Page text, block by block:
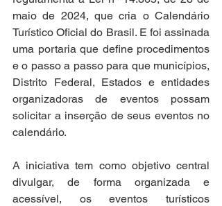
maio de 2024, que cria o Calendário
Turístico Oficial do Brasil. E foi assinada
uma portaria que define procedimentos
e o passo a passo para que municípios,
Distrito Federal, Estados e entidades
organizadoras de eventos possam
solicitar a inserção de seus eventos no
calendário.
A iniciativa tem como objetivo central
divulgar, de forma organizada e
acessível, os eventos turísticos